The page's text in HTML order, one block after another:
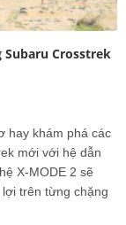
Crosstrek
hay khám phá các
mới với hệ dẫn
X-MODE 2 sẽ
trên từng chặng